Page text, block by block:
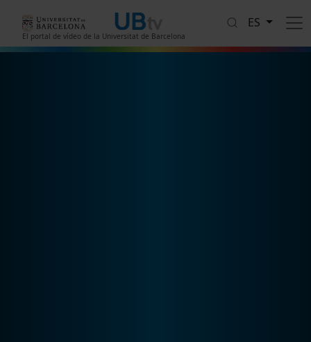
El portal de vídeo de la Universitat de Barcelona
ES